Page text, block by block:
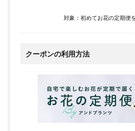
対象：初めてお花の定期便
クーポンの利用方法